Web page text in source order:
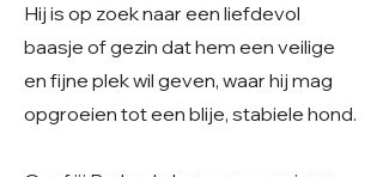
Hij is op zoek naar een liefdevol
baasje of gezin dat hem een veilige
en fijne plek wil geven, waar hij mag
opgroeien tot een blije, stabiele hond.